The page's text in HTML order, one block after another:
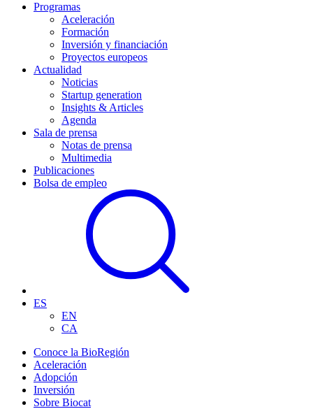
Programas
Aceleración
Formación
Inversión y financiación
Proyectos europeos
Actualidad
Noticias
Startup generation
Insights & Articles
Agenda
Sala de prensa
Notas de prensa
Multimedia
Publicaciones
Bolsa de empleo
ES
EN
CA
Conoce la BioRegión
Aceleración
Adopción
Inversión
Sobre Biocat